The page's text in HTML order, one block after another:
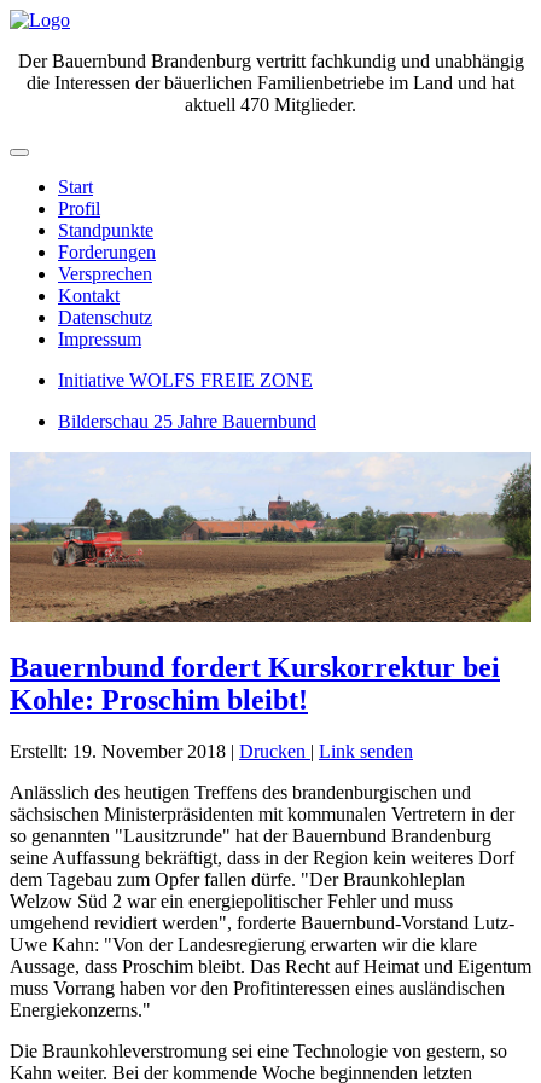
Der Bauernbund Brandenburg vertritt fachkundig und unabhängig
die Interessen der bäuerlichen Familienbetriebe im Land und hat
aktuell 470 Mitglieder.
Start
Profil
Standpunkte
Forderungen
Versprechen
Kontakt
Datenschutz
Impressum
Initiative WOLFS FREIE ZONE
Bilderschau 25 Jahre Bauernbund
Bauernbund fordert Kurskorrektur bei
Kohle: Proschim bleibt!
Erstellt: 19. November 2018 | Drucken | Link senden
Anlässlich des heutigen Treffens des brandenburgischen und
sächsischen Ministerpräsidenten mit kommunalen Vertretern in der
so genannten "Lausitzrunde" hat der Bauernbund Brandenburg
seine Auffassung bekräftigt, dass in der Region kein weiteres Dorf
dem Tagebau zum Opfer fallen dürfe. "Der Braunkohleplan
Welzow Süd 2 war ein energiepolitischer Fehler und muss
umgehend revidiert werden", forderte Bauernbund-Vorstand Lutz-
Uwe Kahn: "Von der Landesregierung erwarten wir die klare
Aussage, dass Proschim bleibt. Das Recht auf Heimat und Eigentum
muss Vorrang haben vor den Profitinteressen eines ausländischen
Energiekonzerns."
Die Braunkohleverstromung sei eine Technologie von gestern, so
Kahn weiter. Bei der kommende Woche beginnenden letzten